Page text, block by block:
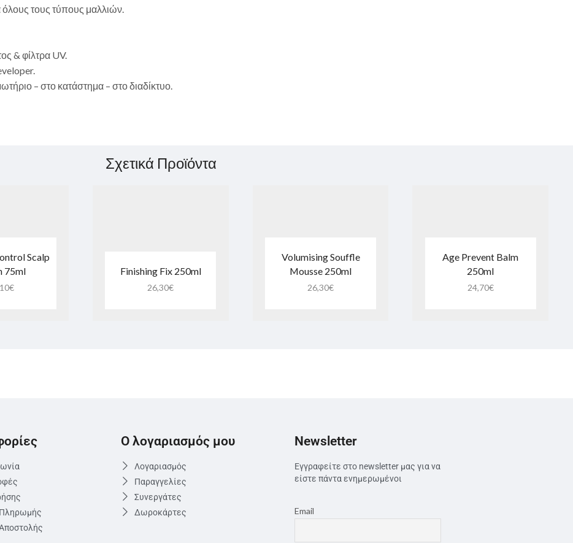
τους τύπους μαλλιών.
& φίλτρα UV.
– στο κατάστημα – στο διαδίκτυο.
Σχετικά Προϊόντα
Scalp
75ml
€
Finishing Fix 250ml
26,30€
Volumising Souffle
Mousse 250ml
26,30€
Age Prevent Balm
250ml
24,70€
Ο λογαριασμός μου
Λογαριασμός
Παραγγελίες
Συνεργάτες
Δωροκάρτες
Newsletter
Εγγραφείτε στο newsletter μας για να
είστε πάντα ενημερωμένοι
Email